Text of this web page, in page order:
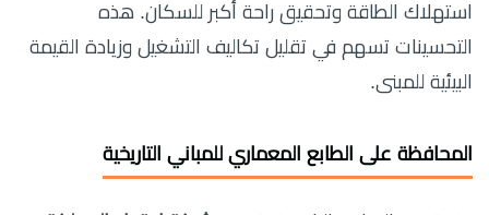
استهلاك الطاقة وتحقيق راحة أكبر للسكان. هذه
التحسينات تسهم في تقليل تكاليف التشغيل وزيادة القيمة
البيئية للمبنى.
المحافظة على الطابع المعماري للمباني التاريخية